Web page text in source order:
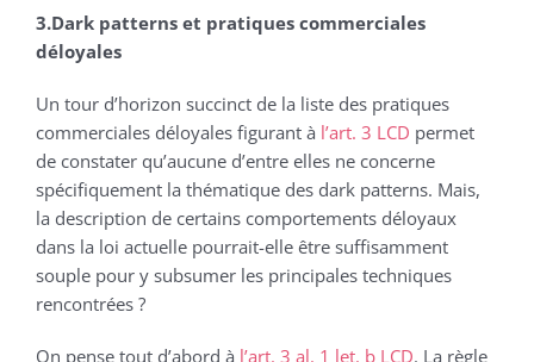
3.Dark patterns et pratiques commerciales
déloyales
Un tour d’horizon succinct de la liste des pratiques
commerciales déloyales figurant à l’art. 3 LCD permet
de constater qu’aucune d’entre elles ne concerne
spécifiquement la thématique des dark patterns. Mais,
la description de certains comportements déloyaux
dans la loi actuelle pourrait-elle être suffisamment
souple pour y subsumer les principales techniques
rencontrées ?
On pense tout d’abord à l’art. 3 al. 1 let. b LCD. La règle